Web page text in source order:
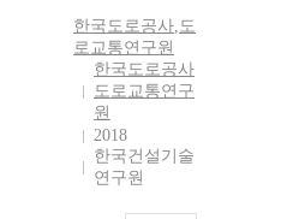
한국도로공사,도
로교통연구원
한국도로공사
도로교통연구
원
2018
한국건설기술
연구원